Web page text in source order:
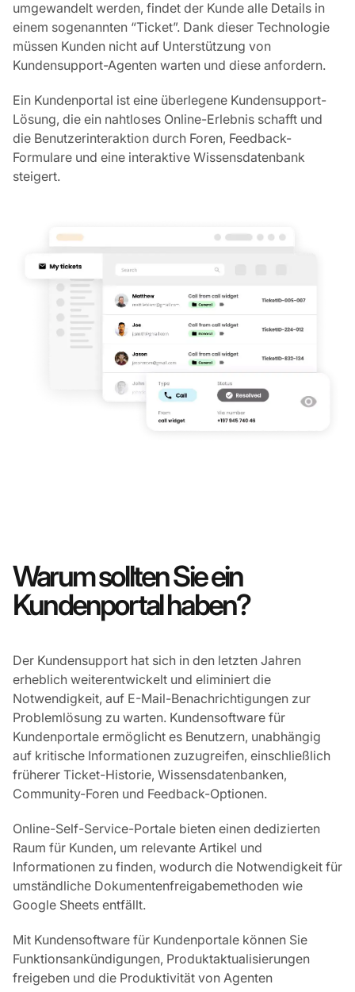
umgewandelt werden, findet der Kunde alle Details in
einem sogenannten “Ticket”. Dank dieser Technologie
müssen Kunden nicht auf Unterstützung von
Kundensupport-Agenten warten und diese anfordern.
Ein Kundenportal ist eine überlegene Kundensupport-
Lösung, die ein nahtloses Online-Erlebnis schafft und
die Benutzerinteraktion durch Foren, Feedback-
Formulare und eine interaktive Wissensdatenbank
steigert.
Warum sollten Sie ein
Kundenportal haben?
Der Kundensupport hat sich in den letzten Jahren
erheblich weiterentwickelt und eliminiert die
Notwendigkeit, auf E-Mail-Benachrichtigungen zur
Problemlösung zu warten. Kundensoftware für
Kundenportale ermöglicht es Benutzern, unabhängig
auf kritische Informationen zuzugreifen, einschließlich
früherer Ticket-Historie, Wissensdatenbanken,
Community-Foren und Feedback-Optionen.
Online-Self-Service-Portale bieten einen dedizierten
Raum für Kunden, um relevante Artikel und
Informationen zu finden, wodurch die Notwendigkeit für
umständliche Dokumentenfreigabemethoden wie
Google Sheets entfällt.
Mit Kundensoftware für Kundenportale können Sie
Funktionsankündigungen, Produktaktualisierungen
freigeben und die Produktivität von Agenten